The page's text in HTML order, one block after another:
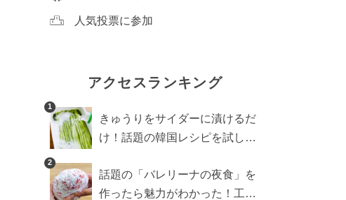
人気投票に参加
アクセスランキング
1
きゅうりをサイダーに漬けるだ
け！話題の韓国レシピを試した
2
話題の「バレリーナの夜食」を
作ったら魅力がわかった！工程